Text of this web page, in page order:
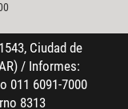
Ciudad de
/ Informes:
011 6091-7000
8313